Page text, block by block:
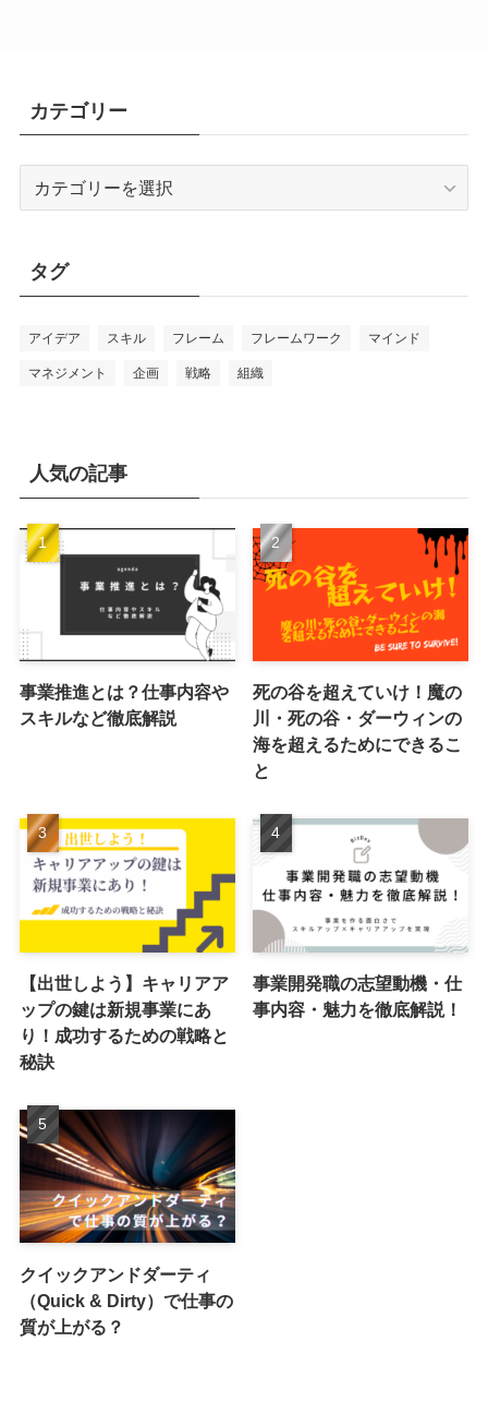
カテゴリー
ー
タグ
アイデア スキル フレーム フレームワーク マインド
マネジメント 企画 戦略 組織
人気の記事
事業推進とは？仕事内容や
スキルなど徹底解説
死の谷を超えていけ！魔の
川・死の谷・ダーウィンの
海を超えるためにできるこ
と
【出世しよう】キャリアア
ップの鍵は新規事業にあ
り！成功するための戦略と
秘訣
事業開発職の志望動機・仕
事内容・魅力を徹底解説！
クイックアンドダーティ
（Quick & Dirty）で仕事の
質が上がる？